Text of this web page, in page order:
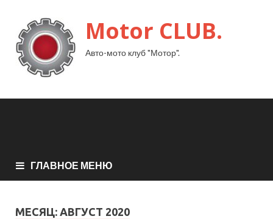
Motor CLUB.
Авто-мото клуб "Мотор".
ГЛАВНОЕ МЕНЮ
МЕСЯЦ: АВГУСТ 2020